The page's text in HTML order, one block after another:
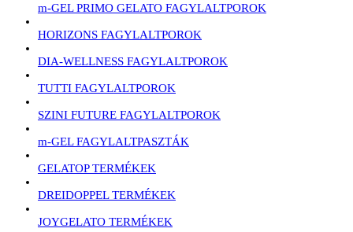
m-GEL PRIMO GELATO FAGYLALTPOROK
HORIZONS FAGYLALTPOROK
DIA-WELLNESS FAGYLALTPOROK
TUTTI FAGYLALTPOROK
SZINI FUTURE FAGYLALTPOROK
m-GEL FAGYLALTPASZTÁK
GELATOP TERMÉKEK
DREIDOPPEL TERMÉKEK
JOYGELATO TERMÉKEK